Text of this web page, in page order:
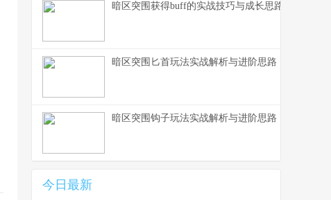
暗区突围获得buff的实战技巧与成长思路
暗区突围匕首玩法实战解析与进阶思路
暗区突围钩子玩法实战解析与进阶思路
今日最新